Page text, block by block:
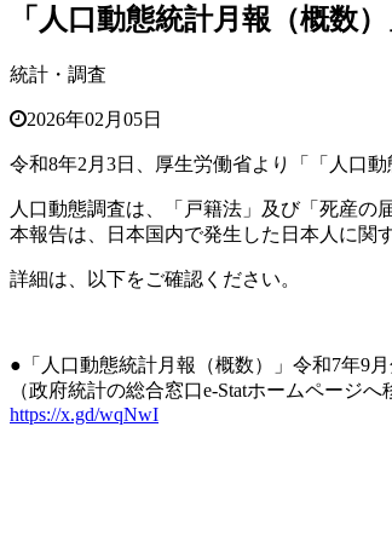
「人口動態統計月報（概数
統計・調査
2026年02月05日
令和8年2月3日、厚生労働省より「「人口
人口動態調査は、「戸籍法」及び「死産の
本報告は、日本国内で発生した日本人に関
詳細は、以下をご確認ください。
●「人口動態統計月報（概数）」令和7年9
（政府統計の総合窓口e-Statホームページへ
https://x.gd/wqNwI